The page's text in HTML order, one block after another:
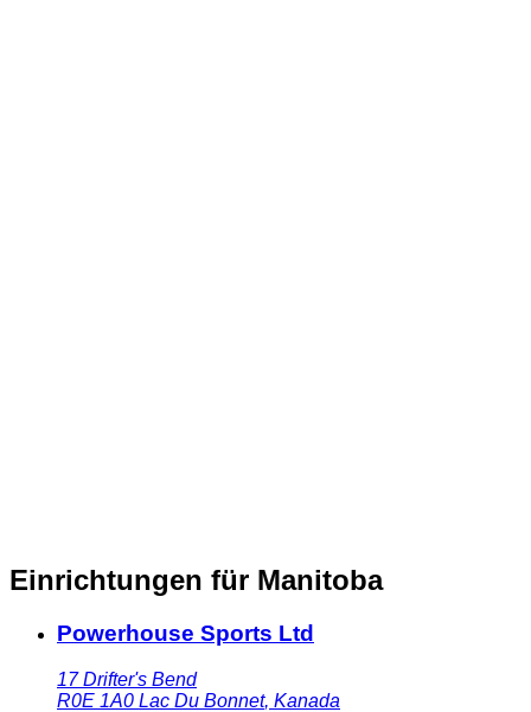
Einrichtungen für Manitoba
Powerhouse Sports Ltd
17 Drifter's Bend
R0E 1A0 Lac Du Bonnet, Kanada